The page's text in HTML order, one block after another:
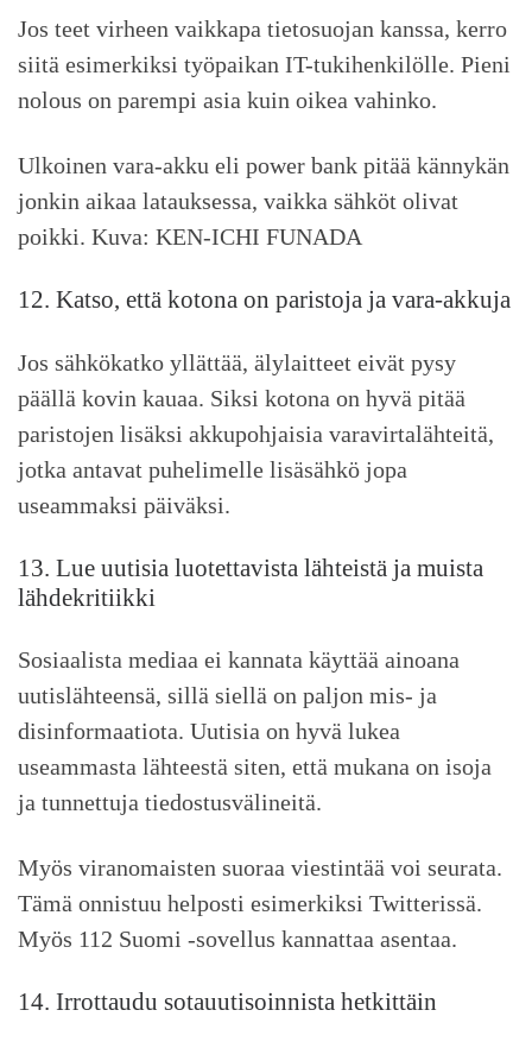
Jos teet virheen vaikkapa tietosuojan kanssa, kerro
siitä esimerkiksi työpaikan IT-tukihenkilölle. Pieni
nolous on parempi asia kuin oikea vahinko.
Ulkoinen vara-akku eli power bank pitää kännykän
jonkin aikaa latauksessa, vaikka sähköt olivat
poikki. Kuva: KEN-ICHI FUNADA
12. Katso, että kotona on paristoja ja vara-akkuja
Jos sähkökatko yllättää, älylaitteet eivät pysy
päällä kovin kauaa. Siksi kotona on hyvä pitää
paristojen lisäksi akkupohjaisia varavirtalähteitä,
jotka antavat puhelimelle lisäsähkö jopa
useammaksi päiväksi.
13. Lue uutisia luotettavista lähteistä ja muista
lähdekritiikki
Sosiaalista mediaa ei kannata käyttää ainoana
uutislähteensä, sillä siellä on paljon mis- ja
disinformaatiota. Uutisia on hyvä lukea
useammasta lähteestä siten, että mukana on isoja
ja tunnettuja tiedostusvälineitä.
Myös viranomaisten suoraa viestintää voi seurata.
Tämä onnistuu helposti esimerkiksi Twitterissä.
Myös 112 Suomi -sovellus kannattaa asentaa.
14. Irrottaudu sotauutisoinnista hetkittäin